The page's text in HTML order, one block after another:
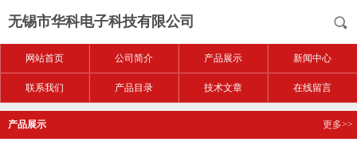
无锡市华科电子科技有限公司
网站首页 公司简介 产品展示 新闻中心
联系我们 产品目录 技术文章 在线留言
产品展示 更多>>